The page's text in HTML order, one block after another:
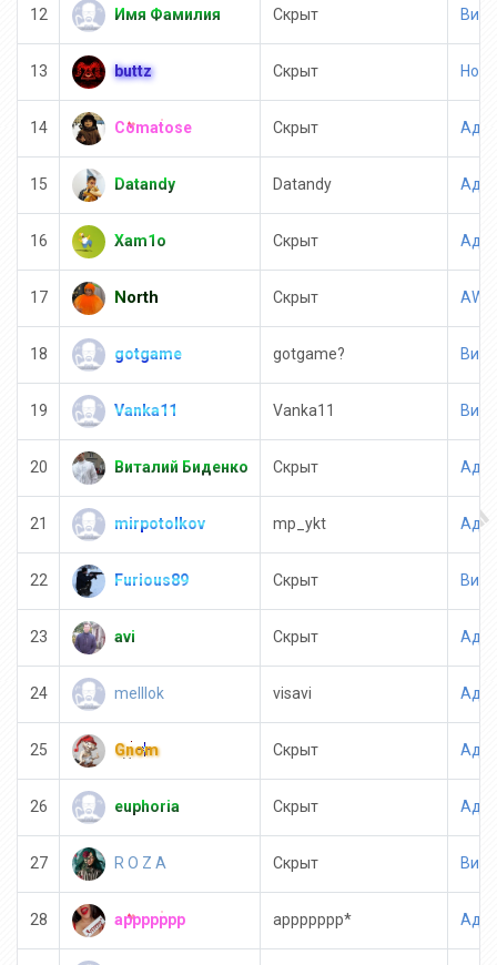
12 Имя Фамилия Скрыт Вип
13 buttz Скрыт Нож
14 Comatose Скрыт
15 Datandy Datandy
16 Xam1o Скрыт
17 North Скрыт
18 gotgame gotgame? Вип
19 Vanka11 Vanka11 Вип
20 Виталий Биденко Скрыт
21 mirpotolkov mp_ykt
22 Furious89 Скрыт Вип
23 avi Скрыт
24 melllok visavi
25 Gnom Скрыт
26 euphoria Скрыт
27 R O Z A Скрыт Вип
28 appppppp appppppp*